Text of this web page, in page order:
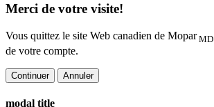
Merci de votre visite!
Vous quittez le site Web canadien de MoparMD
de votre compte.
Continuer Annuler
modal title